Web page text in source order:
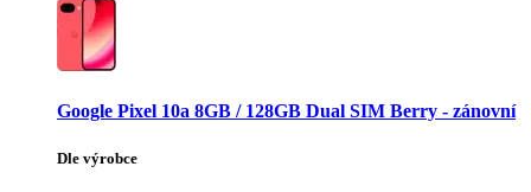
Google Pixel 10a 8GB / 128GB Dual SIM Berry - zánovní
Dle výrobce